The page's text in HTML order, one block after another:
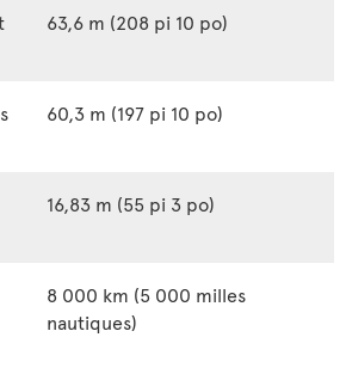
63,6 m (208 pi 10 po)
60,3 m (197 pi 10 po)
16,83 m (55 pi 3 po)
8 000 km (5 000 milles
nautiques)